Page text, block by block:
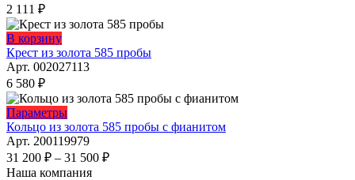
вариаций.
Опции
можно
выбрать
товара.
2 111 ₽
В корзину
Крест из золота 585 пробы
Арт. 002027113
6 580 ₽
ПараметрыЭтот
товар
имеет
несколько
вариаций.
Кольцо из золота 585 пробы с фианитом
Арт. 200119979
31 200 ₽ – 31 500 ₽Диапазон
Наша компания